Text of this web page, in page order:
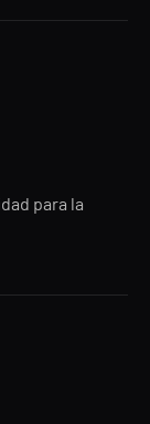
para la